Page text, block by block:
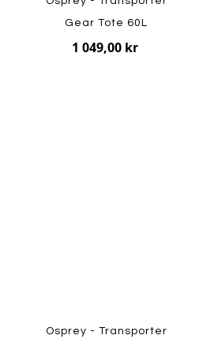
Gear Tote 60L
1 049,00 kr
Osprey - Transporter